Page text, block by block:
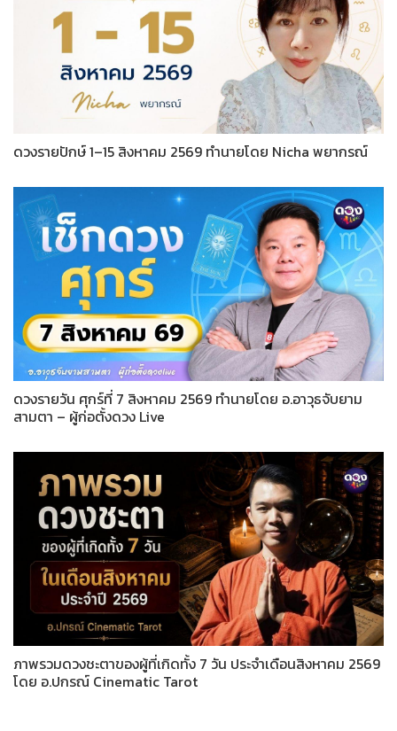
ดวงรายปักษ์ 1–15 สิงหาคม 2569 ทำนายโดย Nicha พยากรณ์
ดวงรายวัน ศุกร์ที่ 7 สิงหาคม 2569 ทำนายโดย อ.อาวุธจับยาม
สามตา – ผู้ก่อตั้งดวง Live
ภาพรวมดวงชะตาของผู้ที่เกิดทั้ง 7 วัน ประจำเดือนสิงหาคม 2569
โดย อ.ปกรณ์ Cinematic Tarot